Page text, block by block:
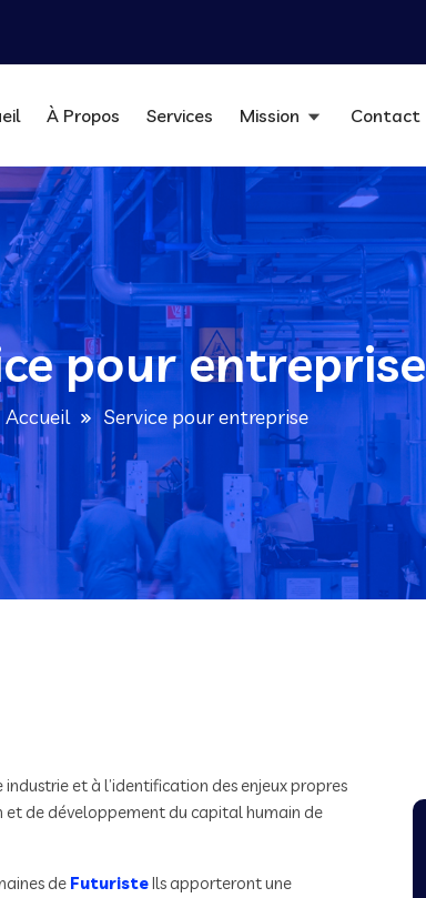
À Propos Services Mission Contact
pour entreprise
Accueil Service pour entreprise
et à l’identification des enjeux propres
et de développement du capital humain de
de FuturisteIls apporteront une